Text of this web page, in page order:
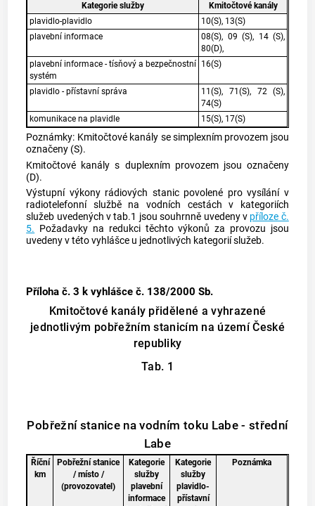
Kategorie služby
Kmitočtové kanály
plavidlo-plavidlo
10(S), 13(S)
plavební informace
08(S), 09 (S), 14 (S),
80(D),
plavební informace - tísňový a bezpečnostní
systém
16(S)
plavidlo - přístavní správa
11(S), 71(S), 72 (S),
74(S)
komunikace na plavidle
15(S), 17(S)
Poznámky: Kmitočtové kanály se simplexním provozem jsou
označeny (S).
Kmitočtové kanály s duplexním provozem jsou označeny
(D).
Výstupní výkony rádiových stanic povolené pro vysílání v
radiotelefonní službě na vodních cestách v kategoriích
služeb uvedených v tab.1 jsou souhrnně uvedeny v příloze č.
5. Požadavky na redukci těchto výkonů za provozu jsou
uvedeny v této vyhlášce u jednotlivých kategorií služeb.
Příloha č. 3 k vyhlášce č. 138/2000 Sb.
Kmitočtové kanály přidělené a vyhrazené
jednotlivým pobřežním stanicím na území České
republiky
Tab. 1
Pobřežní stanice na vodním toku Labe - střední
Labe
Říční
km
Pobřežní stanice
/ místo /
(provozovatel)
Kategorie
služby
plavební
informace
Kategorie
služby
plavidlo-
přístavní
Poznámka